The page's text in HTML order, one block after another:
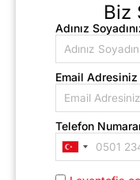
Biz
Adınız
Email Adresiniz
Telefon
Turkey
+90